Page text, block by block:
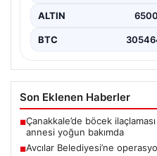
ALTIN
BTC
Son Eklenen Haberler
■Çanakkale’de böcek
annesi yoğun bakımda
■Avcılar Belediyesi’ne